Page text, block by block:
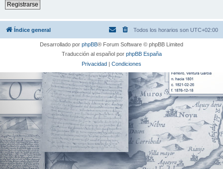
Registrarse
Índice general Todos los horarios son UTC+02:00
Desarrollado por phpBB® Forum Software © phpBB Limited
Traducción al español por phpBB España
Privacidad | Condiciones